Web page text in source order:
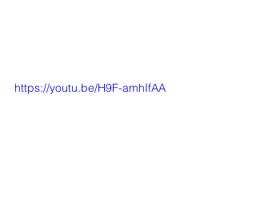
https://youtu.be/H9F-amhIfAA